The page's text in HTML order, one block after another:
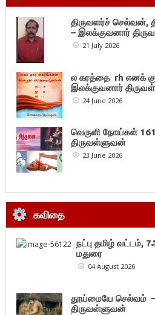
திருவளர்ச் செல்வன்,
– இலக்குவனார்
21 July 2026
ல கரத்தை rh எனக்
இலக்குவனார்
24 June 2026
வெருளி நோய்கள்
திருவள்ளுவன்
23 June 2026
கவிதை
நட்பு தமிழ் வட்டம்,
மதுரை
04 August 2026
தூய்மையே செல்வம்
திருவள்ளுவன்